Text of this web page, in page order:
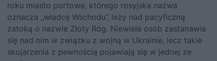
roku miasto portowe, którego rosyjska nazwa
oznacza „władcę Wschodu”, leży nad pacyficzną
zatoką o nazwie Złoty Róg. Niewiele osób zastanawia
się nad nim w związku z wojną w Ukrainie, lecz takie
skojarzenia z pewnością pojawiają się w jednej ze